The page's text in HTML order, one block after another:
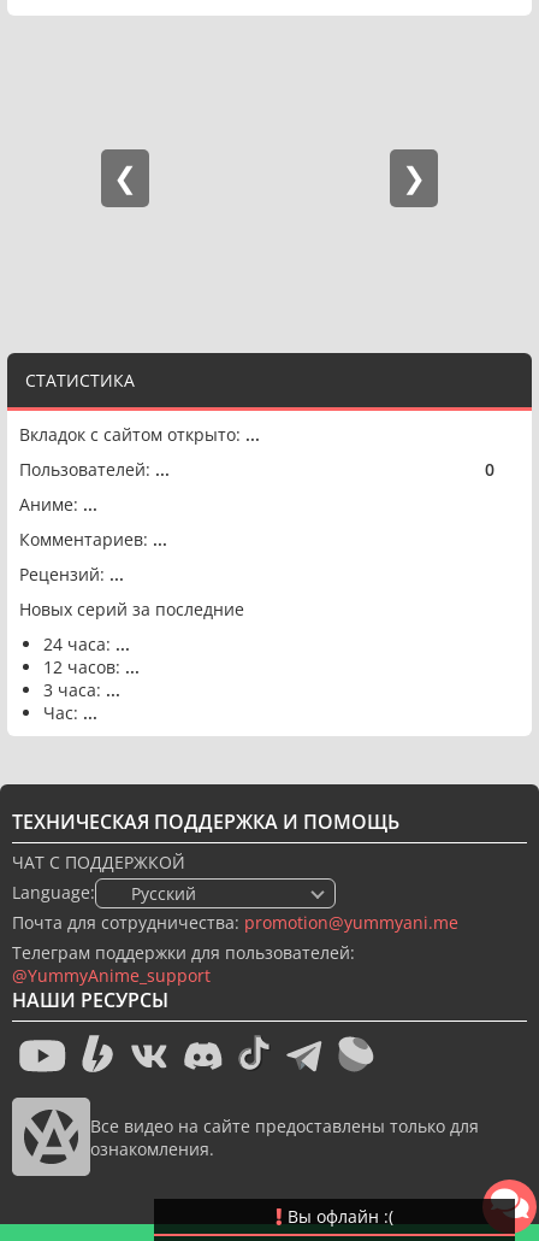
СТАТИСТИКА
Вкладок с сайтом открыто: ...
Пользователей: ... 0
Аниме: ...
Комментариев: ...
Рецензий: ...
Новых серий за последние
24 часа: ...
12 часов: ...
3 часа: ...
Час: ...
НАШИ РЕСУРСЫ
Все видео на сайте предоставлены только для
ознакомления.
ТЕХНИЧЕСКАЯ ПОДДЕРЖКА И ПОМОЩЬ
ЧАТ С ПОДДЕРЖКОЙ
Language:
🇷🇺 Русский
Почта для сотрудничества: promotion@yummyani.me
Телеграм поддержки для пользователей:
@YummyAnime_support
Вы офлайн :(